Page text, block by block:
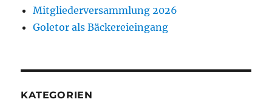
Mitgliederversammlung 2026
Goletor als Bäckereieingang
KATEGORIEN